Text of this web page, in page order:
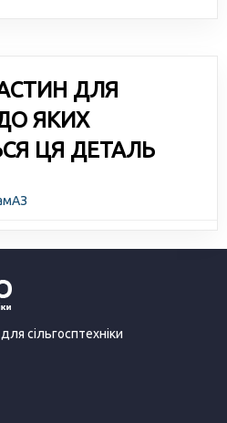
ДЛЯ
ЯКИХ
ЦЯ ДЕТАЛЬ
сільгосптехніки